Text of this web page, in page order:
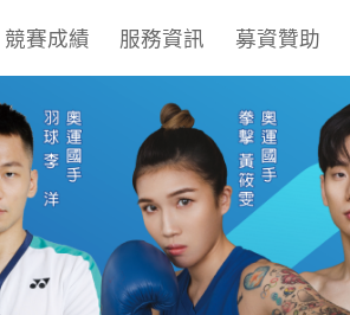
競賽成績 服務資訊 募資贊助